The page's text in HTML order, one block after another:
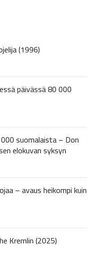
(1996)
päivässä 80 000
suomalaista – Don
elokuvan syksyn
– avaus heikompi kuin
Kremlin (2025)